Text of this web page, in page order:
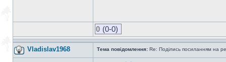
0 (0-0)
Vladislav1968 Тема повідомлення: Re: Поділись посиланням на